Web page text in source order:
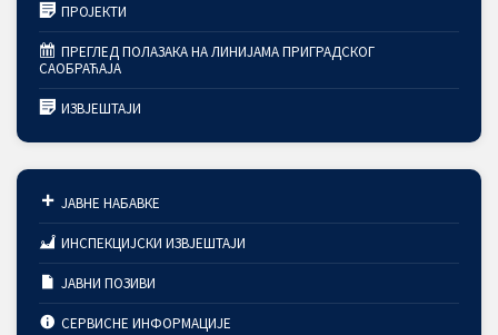
ПРОЈЕКТИ
ПРЕГЛЕД ПОЛАЗАКА НА ЛИНИЈАМА ПРИГРАДСКОГ
САОБРАЋАЈА
ИЗВЈЕШТАЈИ
ЈАВНЕ НАБАВКЕ
ИНСПЕКЦИЈСКИ ИЗВЈЕШТАЈИ
ЈАВНИ ПОЗИВИ
СЕРВИСНЕ ИНФОРМАЦИЈЕ